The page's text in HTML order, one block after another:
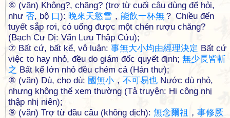
⑥ (văn) Không?, chăng? (trợ từ cuối câu dùng để hỏi,
như 否, bộ 口): 晚來天慾雪 ， 能飲一杯無 ？ Chiều đến
tuyết sắp rơi, có uống được một chén rượu chăng?
(Bạch Cư Dị: Vấn Lưu Thập Cửu);
⑦ Bất cứ, bất kể, vô luận: 事無大小均由經理決定 Bất cứ
việc to hay nhỏ, đều do giám đốc quyết định; 無少長皆斬
之 Bất kể lớn nhỏ đều chém cả (Hán thư);
⑧ (văn) Dù, cho dù: 國無小 ， 不可易也 Nước dù nhỏ,
nhưng không thể xem thường (Tả truyện: Hi công nhị
thập nhị niên);
⑨ (văn) Trợ từ đầu câu (không dịch): 無念爾祖 ， 事修厥